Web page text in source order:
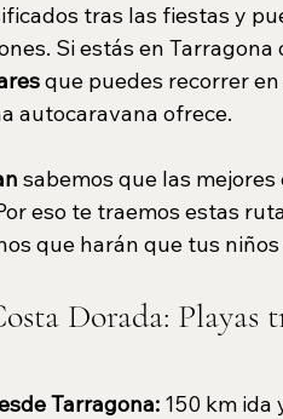
tras las fiestas y
Si estás en Tarragona
que puedes recorrer
autocaravana ofrece.
sabemos que las
eso te traemos estas
que harán que tus
Dorada: Playas
Tarragona: 150 km ida